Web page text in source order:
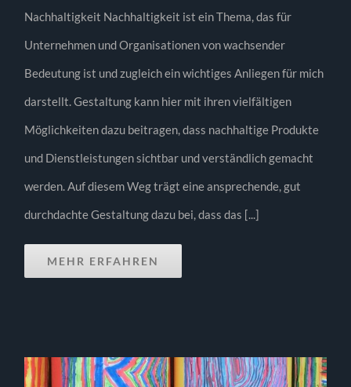
Nachhaltigkeit Nachhaltigkeit ist ein Thema, das für
Unternehmen und Organisationen von wachsender
Bedeutung ist und zugleich ein wichtiges Anliegen für mich
darstellt. Gestaltung kann hier mit ihren vielfältigen
Möglichkeiten dazu beitragen, dass nachhaltige Produkte
und Dienstleistungen sichtbar und verständlich gemacht
werden. Auf diesem Weg trägt eine ansprechende, gut
durchdachte Gestaltung dazu bei, dass das [...]
MEHR ERFAHREN